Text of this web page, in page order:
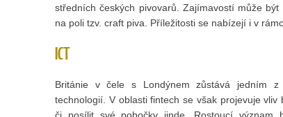
středních českých pivovarů. Zajímavostí může
na poli tzv. craft piva. Příležitosti se nabízejí i v
ICT
Británie v čele s Londýnem zůstává jedním z
technologií. V oblasti fintech se však projevuje